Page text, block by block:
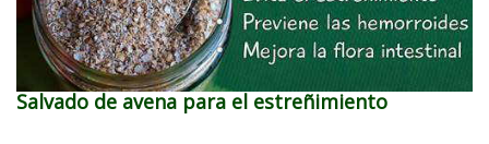
Salvado de avena para el estreñimiento